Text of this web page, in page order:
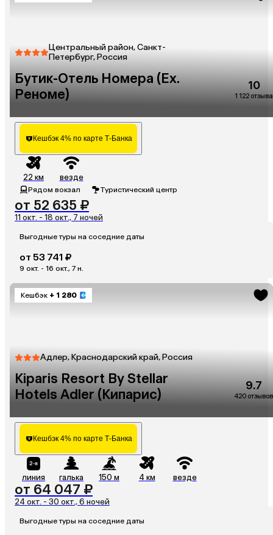
Центральный район, Санкт-
Петербург, Россия
Бутик-Отель Номера (Ex.
Реноме)
10
1 122 отзыва
Кешбэк 4% по карте Т-Банка
22 км везде
Рядом вокзал Туристический центр
от 52 635 ₽
11 окт. - 18 окт., 7 ночей
Выгодные туры на соседние даты
от 53 741 ₽
9 окт. - 16 окт., 7 н.
Кешбэк + 1 280
Адлер, Краснодарский край, Россия
Kiparis Resort By Stellar
Hotels Adler (Кипарис)
9.7
420 отзывов
Кешбэк 4% по карте Т-Банка
линия галька 150 м 4 км везде
от 64 047 ₽
24 окт. - 30 окт., 6 ночей
Выгодные туры на соседние даты